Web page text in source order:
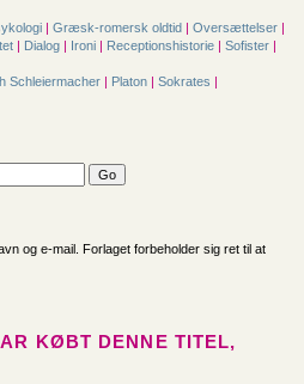
| Græsk-romersk oldtid | Oversættelser |
| Dialog | Ironi | Receptionshistorie | Sofister |
Schleiermacher | Platon | Sokrates |
og e-mail. Forlaget forbeholder sig ret til at
KØBT DENNE TITEL,